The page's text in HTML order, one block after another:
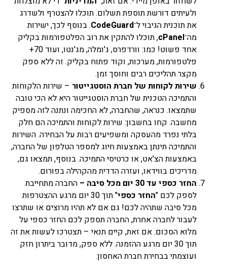
ולעיתים דורשת תוספת תשלום. תוכלו להצטרף ולשדרג
את תוכנית הגיבוי ל־CodeGuard. בנוסף לכך, ישירות
מה־cPanel, תוכלו להתקין את רוב הפלטפורמות בקליק
אחד פשוט! כמו: וורדפרס, ג'ומלה, מג'נטו, ועוד 70+
פלטפורמות, מערכות, וקוד פתוח בקליק. זה ללא ספק
מקצר תהליכים רבים וחוסך זמן.
שירות לקוחות של חברת הוסטגייטור – שירות הלקוחות
והתמיכה הטכנית של חברת הוסטגייטור היא לא הכי טובה
שתמצאו. כנראה, שהחברה, לא החכימה ונתנה לזה מספיק
מחשבה. קחו בחשבון: שירות לקוחות והתמיכה הם חלק
בלתי נפרד מהעסקה ומשפיעים רבות על הבחירה. השירות
והתמיכה תינתן באמצעות חיוג למספר הטלפון של החברה,
באמצעות הצ'אט, או כרטיסי התמיכה. בנוסף, תמצאו גם,
מדריכים בווידאו, ועזרה הדדית מהקהילה בפורום.
החזר כספי עד 30 יום מכל סיבה –
החברה מתחייבת
לספק לכם "החזר כספי
" תוך 30 יום מרגע ההצטרפות
מכל סיבה שתהיה לכם! גם אם לא תהיו מרוצים או שתרצו
לעבור לחברה אחרת, החברה תספק לכם החזר כספי על
מלוא הסכום. אם זאת, קיים תנאי – תצטרכו לעשות את זה
תוך 30 יום מרגע ההזמנה. ללא ספק, מדובר ביתרון חזק
ועוצמתי בבחירת חברת האחסון.